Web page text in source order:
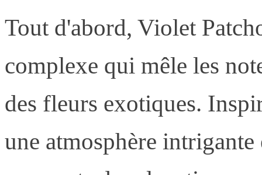
Tout d'abord, Violet
complexe qui mêle les
des fleurs exotiques.
une atmosphère